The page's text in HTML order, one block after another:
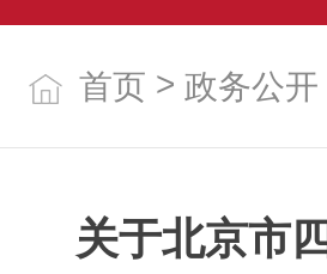
首页 > 政务公开
关于北京市